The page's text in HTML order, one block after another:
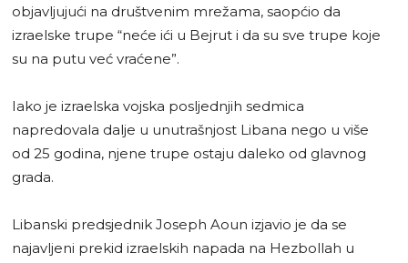
objavljujući na društvenim mrežama, saopćio da
izraelske trupe “neće ići u Bejrut i da su sve trupe koje
su na putu već vraćene”.
Iako je izraelska vojska posljednjih sedmica
napredovala dalje u unutrašnjost Libana nego u više
od 25 godina, njene trupe ostaju daleko od glavnog
grada.
Libanski predsjednik Joseph Aoun izjavio je da se
najavljeni prekid izraelskih napada na Hezbollah u